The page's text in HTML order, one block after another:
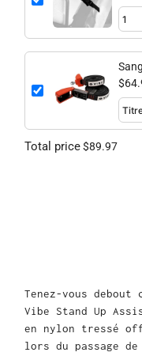
Total price$89.97
Tenez-vous debout
Vibe Stand Up
en nylon tressé
lors du passage